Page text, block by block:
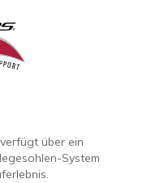
über ein
System